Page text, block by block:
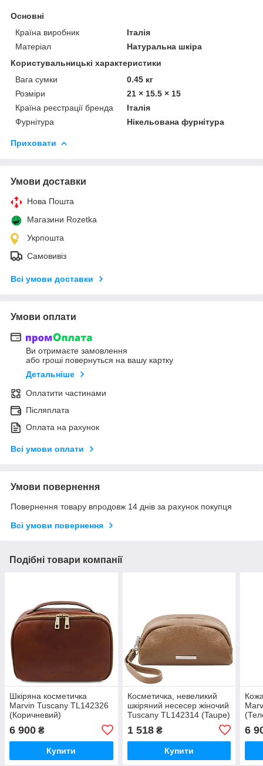
Основні
Країна виробник
Італія
Матеріал
Натуральна шкіра
Користувальницькі характеристики
Вага сумки
0.45 кг
Розміри
21 × 15.5 × 15
Країна реєстрації бренда
Італія
Фурнітура
Нікельована фурнітура
Приховати
Умови доставки
Нова Пошта
Магазини Rozetka
Укрпошта
Самовивіз
Всі умови доставки
Умови оплати
Ви отримаєте замовлення
або гроші повернуться на вашу картку
Детальніше
Оплатити частинами
Післяплата
Оплата на рахунок
Всі умови оплати
Умови повернення
Повернення товару впродовж 14 днів за рахунок покупця
Всі умови повернення
Подібні товари компанії
Шкіряна косметичка
Marvin Tuscany TL142326
(Коричневий)
6 900 ₴
Купити
Косметичка, невеликий
шкіряний несесер жіночий
Tuscany TL142314 (Taupe)
1 518₴
Купити
6